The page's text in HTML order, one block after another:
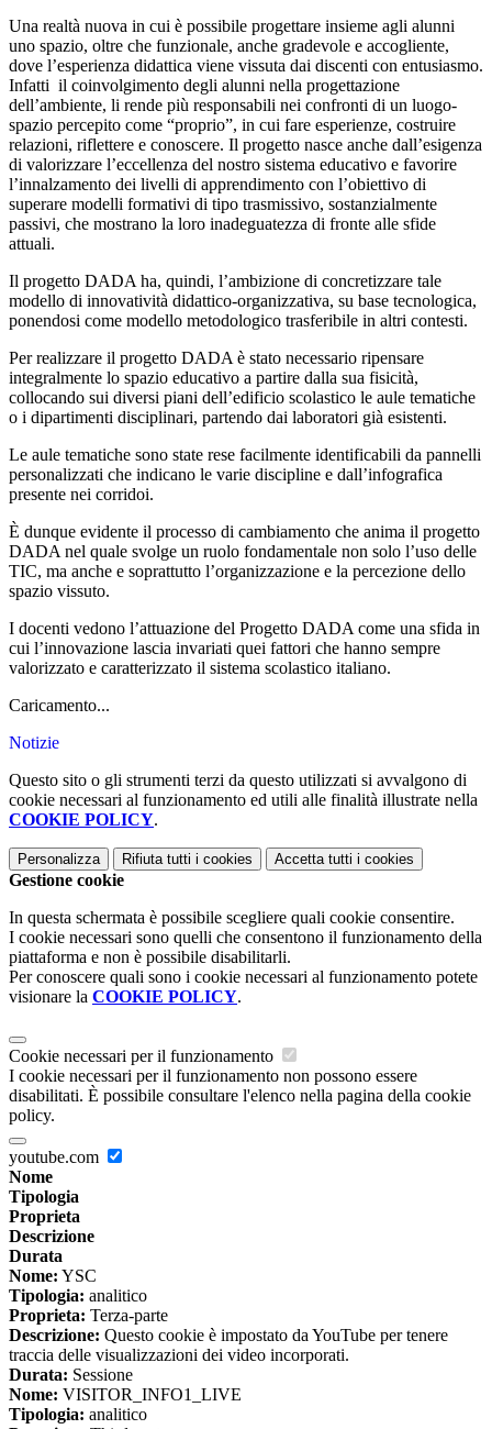
Una realtà nuova in cui è possibile progettare insieme agli alunni
uno spazio, oltre che funzionale, anche gradevole e accogliente,
dove l’esperienza didattica viene vissuta dai discenti con entusiasmo.
Infatti il coinvolgimento degli alunni nella progettazione
dell’ambiente, li rende più responsabili nei confronti di un luogo-
spazio percepito come “proprio”, in cui fare esperienze, costruire
relazioni, riflettere e conoscere. Il progetto nasce anche dall’esigenza
di valorizzare l’eccellenza del nostro sistema educativo e favorire
l’innalzamento dei livelli di apprendimento con l’obiettivo di
superare modelli formativi di tipo trasmissivo, sostanzialmente
passivi, che mostrano la loro inadeguatezza di fronte alle sfide
attuali.
Il progetto DADA ha, quindi, l’ambizione di concretizzare tale
modello di innovatività didattico-organizzativa, su base tecnologica,
ponendosi come modello metodologico trasferibile in altri contesti.
Per realizzare il progetto DADA è stato necessario ripensare
integralmente lo spazio educativo a partire dalla sua fisicità,
collocando sui diversi piani dell’edificio scolastico le aule tematiche
o i dipartimenti disciplinari, partendo dai laboratori già esistenti.
Le aule tematiche sono state rese facilmente identificabili da pannelli
personalizzati che indicano le varie discipline e dall’infografica
presente nei corridoi.
È dunque evidente il processo di cambiamento che anima il progetto
DADA nel quale svolge un ruolo fondamentale non solo l’uso delle
TIC, ma anche e soprattutto l’organizzazione e la percezione dello
spazio vissuto.
I docenti vedono l’attuazione del Progetto DADA come una sfida in
cui l’innovazione lascia invariati quei fattori che hanno sempre
valorizzato e caratterizzato il sistema scolastico italiano.
Caricamento...
Notizie
Questo sito o gli strumenti terzi da questo utilizzati si avvalgono di
cookie necessari al funzionamento ed utili alle finalità illustrate nella
COOKIE POLICY.
Personalizza Rifiuta tutti i cookies Accetta tutti i cookies
Gestione cookie
In questa schermata è possibile scegliere quali cookie consentire.
I cookie necessari sono quelli che consentono il funzionamento della
piattaforma e non è possibile disabilitarli.
Per conoscere quali sono i cookie necessari al funzionamento potete
visionare la COOKIE POLICY.
Cookie necessari per il funzionamento
I cookie necessari per il funzionamento non possono essere
disabilitati. È possibile consultare l'elenco nella pagina della cookie
policy.
youtube.com
Nome
Tipologia
Proprieta
Descrizione
Durata
Nome: YSC
Tipologia: analitico
Proprieta: Terza-parte
Descrizione: Questo cookie è impostato da YouTube per tenere
traccia delle visualizzazioni dei video incorporati.
Durata: Sessione
Nome: VISITOR_INFO1_LIVE
Tipologia: analitico